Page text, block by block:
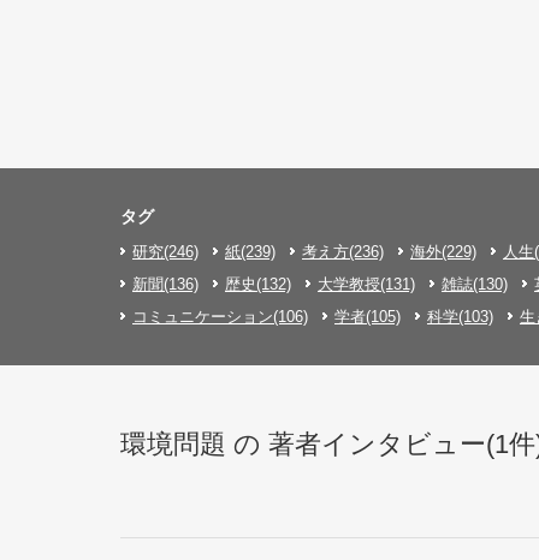
タグ
研究(246) 紙(239) 考え方(236) 海外(229)
人生
新聞(136)
歴史(132) 大学教授(131) 雑誌(130)
コミュニケーション(106)
学者(105) 科学(103) 生
環境問題 の 著者インタビュー(1